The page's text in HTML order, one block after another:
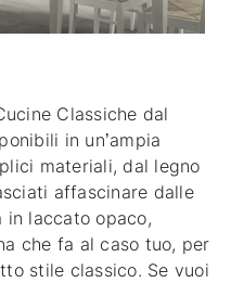
Classiche dal
in un’ampia
materiali, dal legno
affascinare dalle
in laccato opaco,
che fa al caso tuo, per
stile classico. Se vuoi